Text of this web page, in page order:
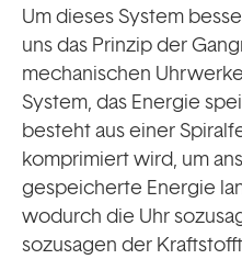
Um dieses System
uns das Prinzip der
mechanischen
System, das Energie
besteht aus einer
komprimiert wird, um
gespeicherte Energie
wodurch die Uhr
sozusagen der